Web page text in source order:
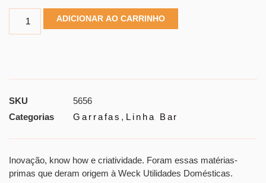
ADICIONAR AO CARRINHO
SKU
5656
Categorias
Garrafas , Linha Bar
Inovação, know how e criatividade. Foram essas matérias-
primas que deram origem à Weck Utilidades Domésticas.